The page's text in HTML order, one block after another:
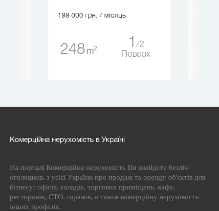
199 000 грн. / місяць
248 m2 1
2
Поверх
Комерційна нерухомість в Україні
На порталі Комерційна нерухомість Ви знайдете безліч
оголошень з усієї України про продаж та оренду об'єктів для
бізнесу: офісів, складів, торгових приміщень, кафе,
ресторанів, СТО, гаражів, а також комерційну нерухомість
інших профілів.